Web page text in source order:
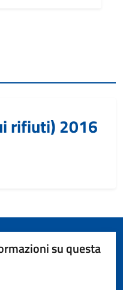
rifiuti) 2016
su questa